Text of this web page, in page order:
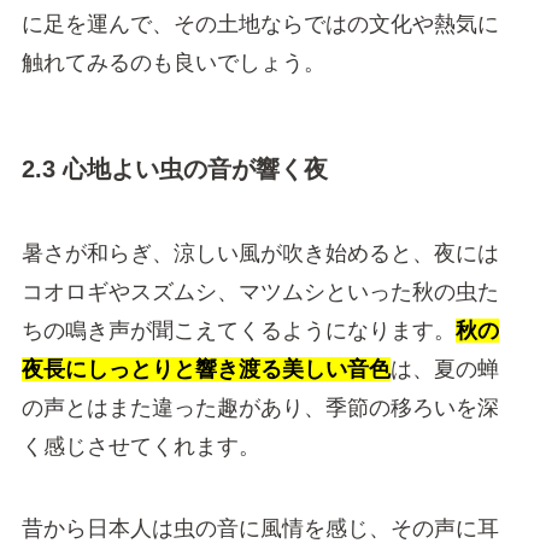
に足を運んで、その土地ならではの文化や熱気に
触れてみるのも良いでしょう。
2.3 心地よい虫の音が響く夜
暑さが和らぎ、涼しい風が吹き始めると、夜には
コオロギやスズムシ、マツムシといった秋の虫た
ちの鳴き声が聞こえてくるようになります。 秋の
夜長にしっとりと響き渡る美しい音色は、夏の蝉
の声とはまた違った趣があり、季節の移ろいを深
く感じさせてくれます。
昔から日本人は虫の音に風情を感じ、その声に耳